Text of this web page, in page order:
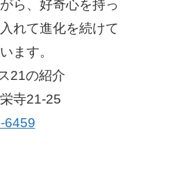
ら、好奇心を持っ
れて進化を続けて
ます。
21の紹介
寺21-25
6459